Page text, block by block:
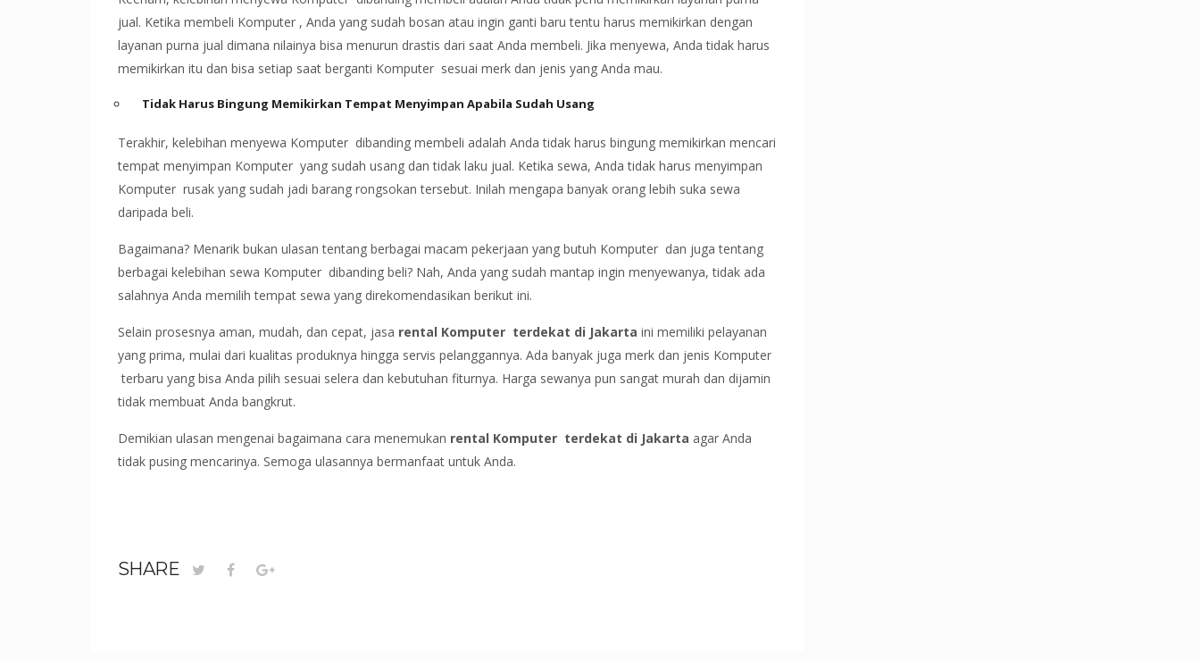
jual. Ketika membeli Komputer , Anda yang sudah bosan atau ingin ganti baru tentu harus memikirkan dengan
layanan purna jual dimana nilainya bisa menurun drastis dari saat Anda membeli. Jika menyewa, Anda tidak harus
memikirkan itu dan bisa setiap saat berganti Komputer sesuai merk dan jenis yang Anda mau.
Tidak Harus Bingung Memikirkan Tempat Menyimpan Apabila Sudah Usang
Terakhir, kelebihan menyewa Komputer dibanding membeli adalah Anda tidak harus bingung memikirkan mencari
tempat menyimpan Komputer yang sudah usang dan tidak laku jual. Ketika sewa, Anda tidak harus menyimpan
Komputer rusak yang sudah jadi barang rongsokan tersebut. Inilah mengapa banyak orang lebih suka sewa
daripada beli.
Bagaimana? Menarik bukan ulasan tentang berbagai macam pekerjaan yang butuh Komputer dan juga tentang
berbagai kelebihan sewa Komputer dibanding beli? Nah, Anda yang sudah mantap ingin menyewanya, tidak ada
salahnya Anda memilih tempat sewa yang direkomendasikan berikut ini.
Selain prosesnya aman, mudah, dan cepat, jasa rental Komputer terdekat di Jakarta ini memiliki pelayanan
yang prima, mulai dari kualitas produknya hingga servis pelanggannya. Ada banyak juga merk dan jenis Komputer
terbaru yang bisa Anda pilih sesuai selera dan kebutuhan fiturnya. Harga sewanya pun sangat murah dan dijamin
tidak membuat Anda bangkrut.
Demikian ulasan mengenai bagaimana cara menemukan rental Komputer terdekat di Jakarta agar Anda
tidak pusing mencarinya. Semoga ulasannya bermanfaat untuk Anda.
SHARE